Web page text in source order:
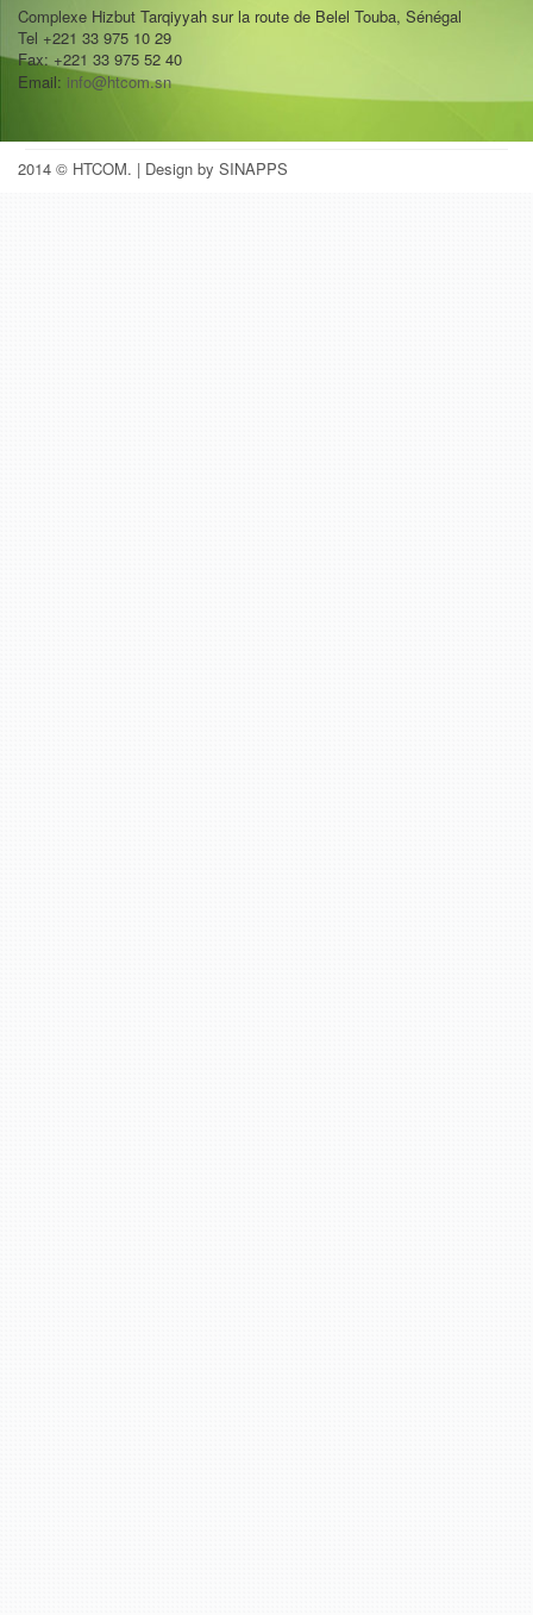
Complexe Hizbut Tarqiyyah sur la route de Belel Touba, Sénégal
Tel +221 33 975 10 29
Fax: +221 33 975 52 40
Email: info@htcom.sn
2014 © HTCOM. | Design by SINAPPS